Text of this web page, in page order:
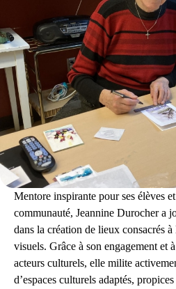
Mentore inspirante pour ses élèves
communauté, Jeannine Durocher a
dans la création de lieux consacrés
visuels. Grâce à son engagement et
acteurs culturels, elle milite
d’espaces culturels adaptés,